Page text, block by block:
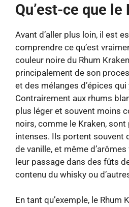
Qu’est-ce que le
Avant d’aller plus loin, il est
comprendre ce qu’est
couleur noire du Rhum
principalement de son
et des mélanges d’épices
Contrairement aux rhums
plus léger et souvent moins
noirs, comme le Kraken,
intenses. Ils portent souvent
de vanille, et même
leur passage dans des fûts
contenu du whisky ou
En tant qu’exemple, le Rhum